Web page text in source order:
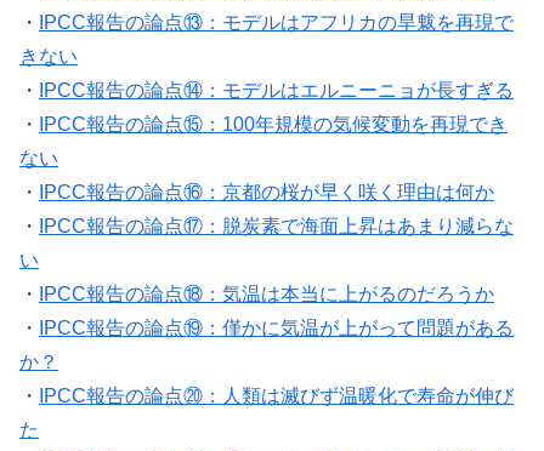
・
IPCC報告の論点⑬：モデルはアフリカの旱魃を再現で
きない
・
IPCC報告の論点⑭：モデルはエルニーニョが長すぎる
・
IPCC報告の論点⑮：100年規模の気候変動を再現でき
ない
・
IPCC報告の論点⑯：京都の桜が早く咲く理由は何か
・
IPCC報告の論点⑰：脱炭素で海面上昇はあまり減らな
い
・
IPCC報告の論点⑱：気温は本当に上がるのだろうか
・
IPCC報告の論点⑲：僅かに気温が上がって問題がある
か？
・
IPCC報告の論点⑳：人類は滅びず温暖化で寿命が伸び
た